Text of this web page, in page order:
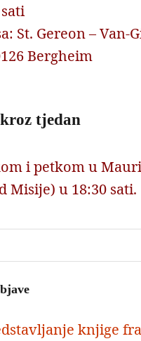
sati
St. Gereon – Van-
Bergheim
tjedan
i petkom u
Misije) u 18:30 sati.
knjige